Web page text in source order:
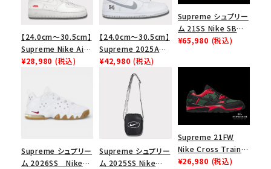
【24.0cm～30.5cm】
Supreme Nike Air
Force 1 Low シュプ
ューズ ホワイト
¥28,980 (税込)
【24.0cm～30.5cm】
Supreme 2025AW
Nike SB Dunk Low
ナイキ SB ダンク ロ
ー スニーカー ホワイ
¥42,980 (税込)
Supreme シュプリー
ム 21SS Nike SB
Dunk Low ナイキSB
¥65,980 (税込)
Supreme シュプリー
ム 2026SS Nike
Supreme シュプリー
ム 2025SS Nike
Supreme 21FW
Nike Cross Trainer
Low ナイキクロスト
¥26,980 (税込)